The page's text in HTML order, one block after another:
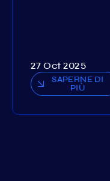
27 Oct 2025
SAPERNE DI
PIÙ